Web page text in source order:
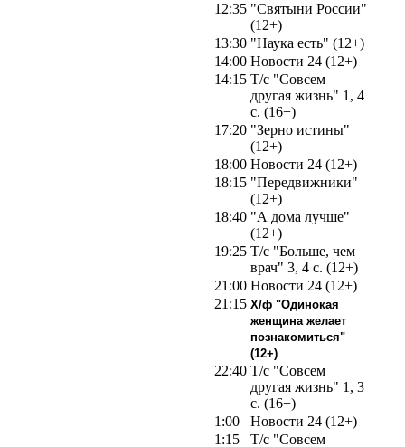
12:35 "Святыни России"
(12+)
13:30 "Наука есть" (12+)
14:00 Новости 24 (12+)
14:15 Т/с "Совсем
другая жизнь" 1, 4
с. (16+)
17:20 "Зерно истины"
(12+)
18:00 Новости 24 (12+)
18:15 "Передвижники"
(12+)
18:40 "А дома лучше"
(12+)
19:25 Т/с "Больше, чем
врач" 3, 4 с. (12+)
21:00 Новости 24 (12+)
21:15 Х/ф "Одинокая
женщина желает
познакомиться"
(12+)
22:40 Т/с "Совсем
другая жизнь" 1, 3
с. (16+)
1:00
Новости 24 (12+)
1:15
Т/с "Совсем